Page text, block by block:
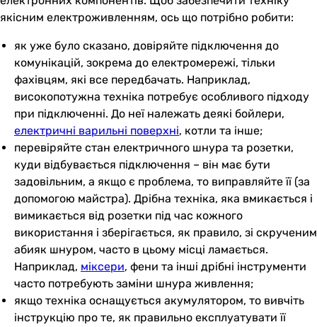
якісним електроживленням, ось що потрібно робити:
як уже було сказано, довіряйте підключення до
комунікацій, зокрема до електромережі, тільки
фахівцям, які все передбачать. Наприклад,
високопотужна техніка потребує особливого підходу
при підключенні. До неї належать деякі бойлери,
електричні варильні поверхні, котли та інше;
перевіряйте стан електричного шнура та розетки,
куди відбувається підключення – він має бути
задовільним, а якщо є проблема, то виправляйте її (за
допомогою майстра). Дрібна техніка, яка вмикається і
вимикається від розетки під час кожного
використання і зберігається, як правило, зі скрученим
абияк шнуром, часто в цьому місці ламається.
Наприклад, міксери, фени та інші дрібні інструменти
часто потребують заміни шнура живлення;
якщо техніка оснащується акумулятором, то вивчіть
інструкцію про те, як правильно експлуатувати її